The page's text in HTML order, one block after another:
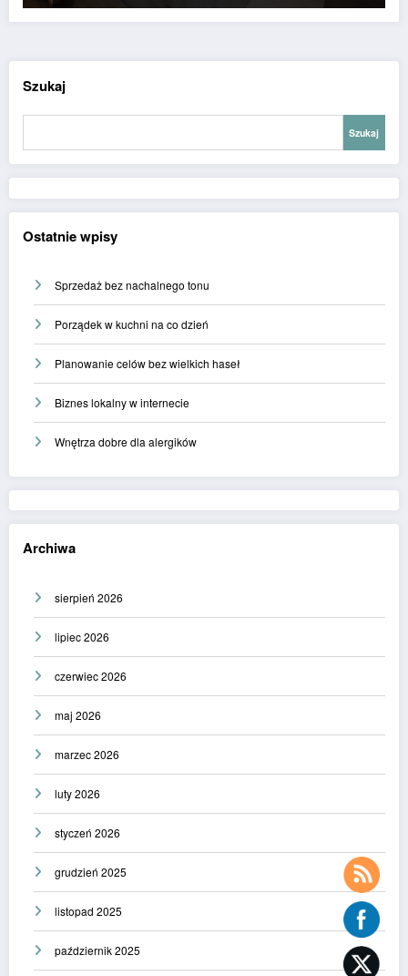
Szukaj
Szukaj
Ostatnie wpisy
Sprzedaż bez nachalnego tonu
Porządek w kuchni na co dzień
Planowanie celów bez wielkich haseł
Biznes lokalny w internecie
Wnętrza dobre dla alergików
Archiwa
sierpień 2026
lipiec 2026
czerwiec 2026
maj 2026
marzec 2026
luty 2026
styczeń 2026
grudzień 2025
listopad 2025
październik 2025